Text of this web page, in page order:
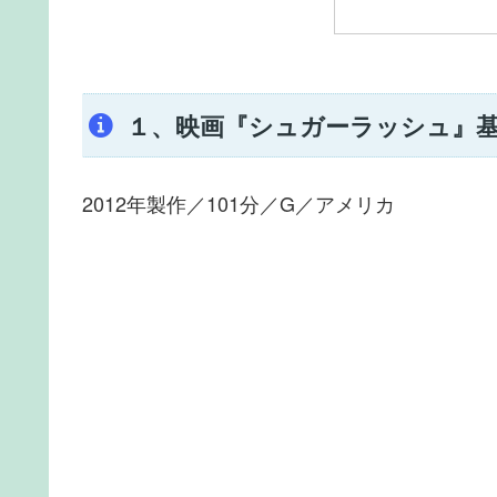
１、映画『シュガーラッシュ』
2012年製作／101分／G／アメリカ